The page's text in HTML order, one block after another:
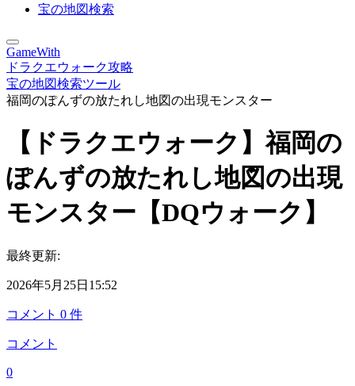
宝の地図検索
GameWith
ドラクエウォーク攻略
宝の地図検索ツール
福岡のぽんずの放たれし地図の出現モンスター
【ドラクエウォーク】福岡の
ぽんずの放たれし地図の出現
モンスター【DQウォーク】
最終更新:
2026年5月25日15:52
コメント 0 件
コメント
0